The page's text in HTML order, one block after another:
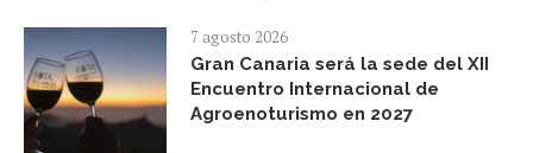
7 agosto 2026
Gran Canaria será la sede del XII
Encuentro Internacional de
Agroenoturismo en 2027